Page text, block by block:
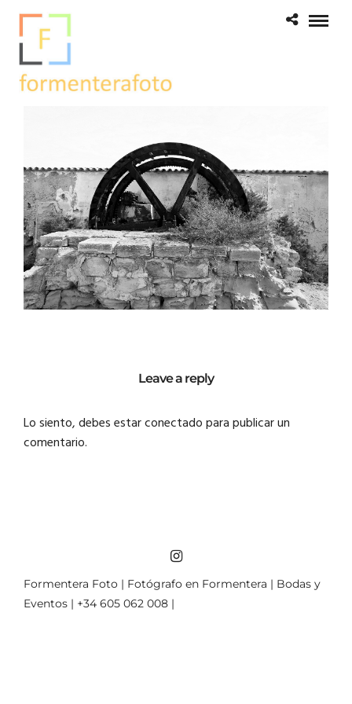
Leave a reply
Lo siento, debes estarconectadopara publicar un
comentario.
Formentera Foto | Fotógrafo en Formentera | Bodas y
Eventos | +34 605 062 008 |